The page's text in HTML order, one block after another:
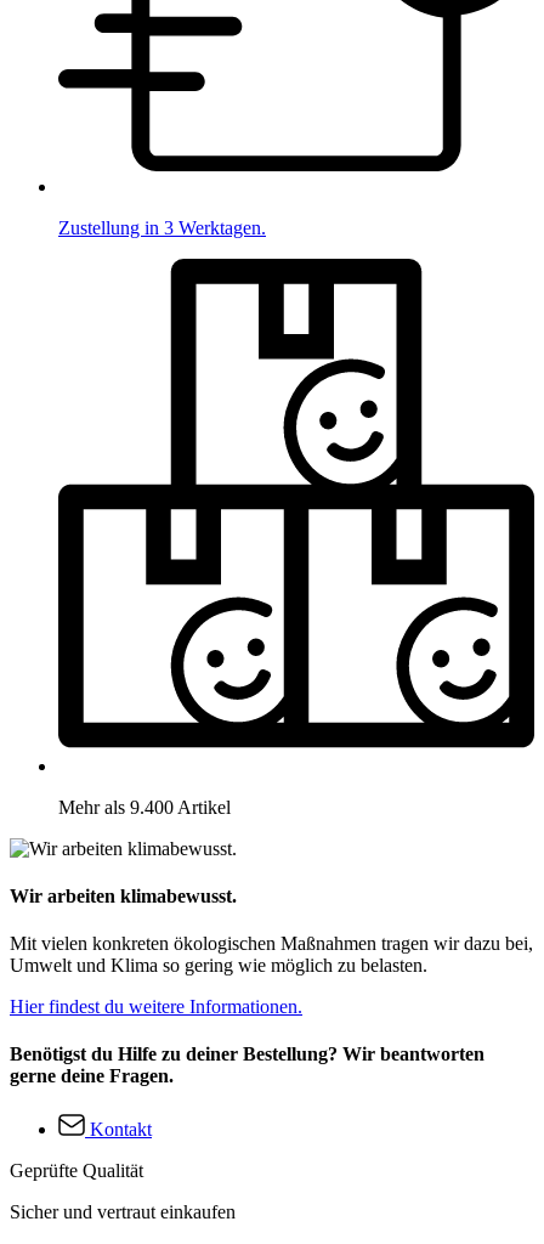
Zustellung in 3 Werktagen.
Mehr als 9.400 Artikel
Wir arbeiten klimabewusst.
Mit vielen konkreten ökologischen Maßnahmen tragen wir dazu bei,
Umwelt und Klima so gering wie möglich zu belasten.
Hier findest du weitere Informationen.
Benötigst du Hilfe zu deiner Bestellung? Wir beantworten
gerne deine Fragen.
Kontakt
Geprüfte Qualität
Sicher und vertraut einkaufen